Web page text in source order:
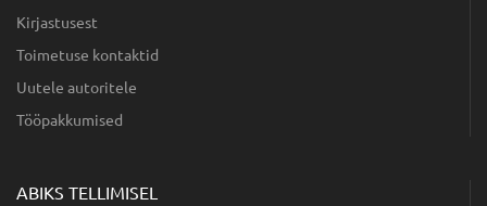
Kirjastusest
Toimetuse kontaktid
Uutele autoritele
Tööpakkumised
ABIKS TELLIMISEL